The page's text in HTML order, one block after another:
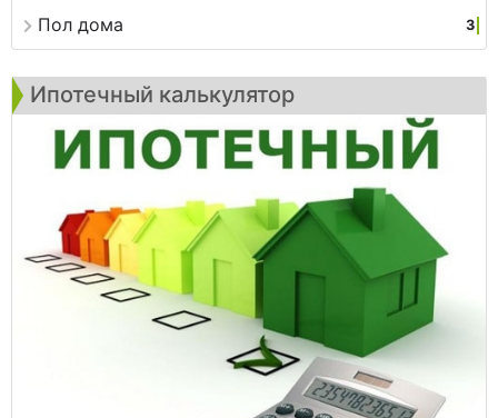
Пол дома 3
Ипотечный калькулятор